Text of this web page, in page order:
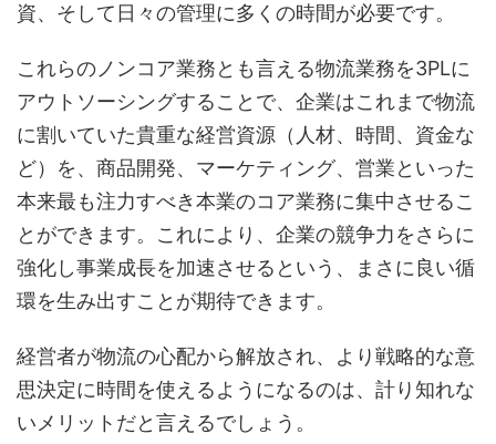
資、そして日々の管理に多くの時間が必要です。
これらのノンコア業務とも言える物流業務を3PLに
アウトソーシングすることで、企業はこれまで物流
に割いていた貴重な経営資源（人材、時間、資金な
ど）を、商品開発、マーケティング、営業といった
本来最も注力すべき本業のコア業務に集中させるこ
とができます。これにより、企業の競争力をさらに
強化し事業成長を加速させるという、まさに良い循
環を生み出すことが期待できます。
経営者が物流の心配から解放され、より戦略的な意
思決定に時間を使えるようになるのは、計り知れな
いメリットだと言えるでしょう。